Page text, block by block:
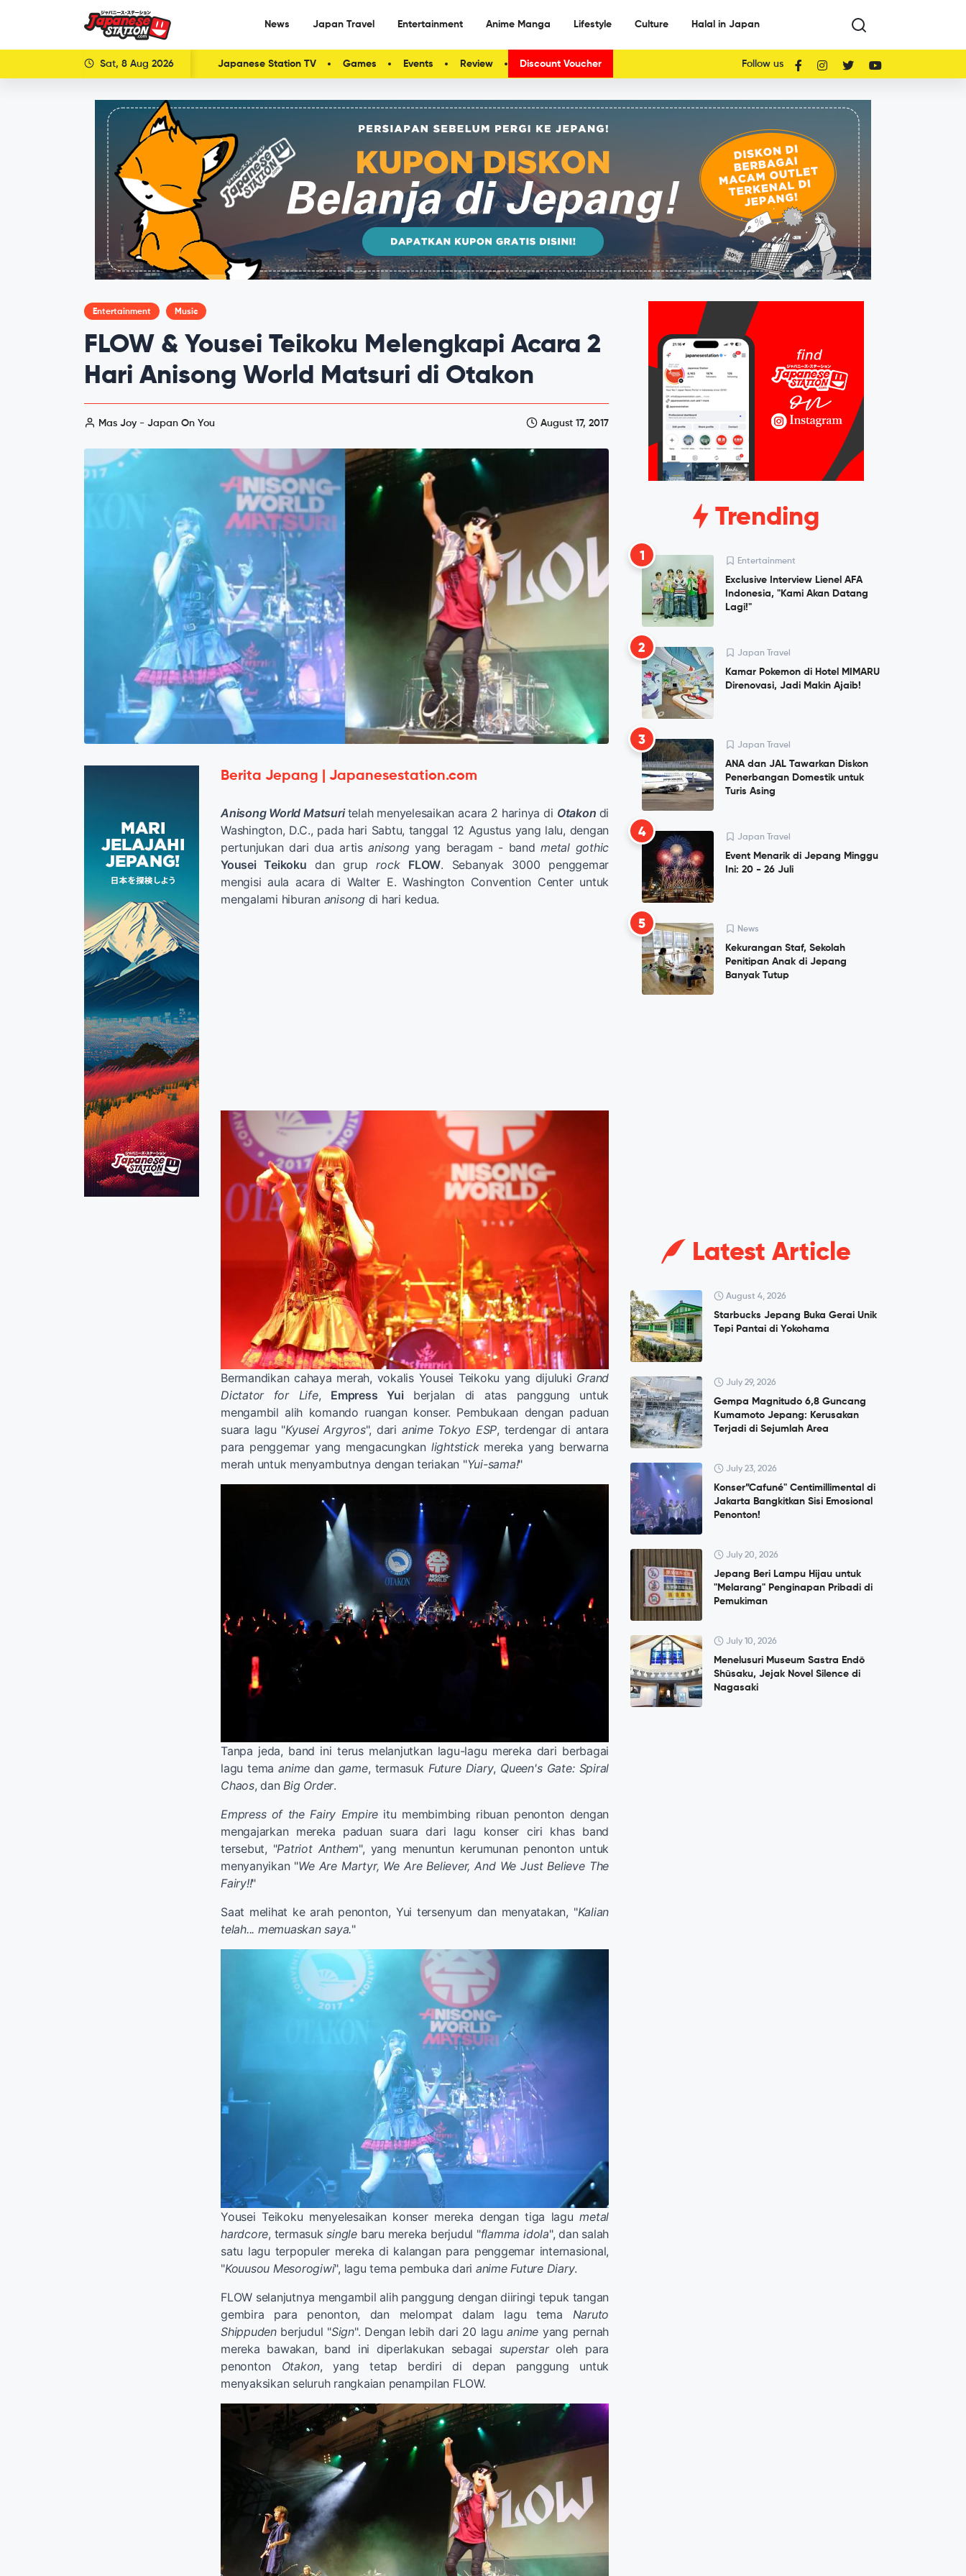
News Japan Travel Entertainment Anime Manga Lifestyle Culture Halal in Japan
Sat, 8 Aug 2026 Japanese Station TV Games Events Review Discount Voucher Follow us
Entertainment Music
FLOW & Yousei Teikoku Melengkapi Acara 2
Hari Anisong World Matsuri di Otakon
Mas Joy - Japan On You August 17, 2017
Berita Jepang | Japanesestation.com
Anisong World Matsuri telah menyelesaikan acara 2 harinya di Otakon di
Washington, D.C., pada hari Sabtu, tanggal 12 Agustus yang lalu, dengan
pertunjukan dari dua artisanisongyang beragam - bandmetal gothic
Yousei Teikoku dan gruprock FLOW. Sebanyak 3000 penggemar
mengisi aula acara di Walter E. Washington Convention Center untuk
mengalami hiburan anisongdi hari kedua.
Bermandikan cahaya merah, vokalis Yousei Teikoku yang dijuluki Grand
Dictator for Life, Empress Yui berjalan di atas panggung untuk
mengambil alih komando ruangan konser. Pembukaan dengan paduan
suara lagu "Kyusei Argyros", dari anime Tokyo ESP, terdengar di antara
para penggemar yang mengacungkan lightstickmereka yang berwarna
merah untuk menyambutnya dengan teriakan "Yui-sama!"
Tanpa jeda, band ini terus melanjutkan lagu-lagu mereka dari berbagai
lagu temaanime dan game, termasuk Future Diary, Queen's Gate: Spiral
Chaos, danBig Order.
Empress of the Fairy Empire itu membimbing ribuan penonton dengan
mengajarkan mereka paduan suara dari lagu konser ciri khas band
tersebut, "Patriot Anthem", yang menuntun kerumunan penonton untuk
menyanyikan "We Are Martyr, We Are Believer, And We Just Believe The
Fairy!!"
Saat melihat ke arah penonton, Yui tersenyum dan menyatakan, "Kalian
telah... memuaskan saya."
Yousei Teikoku menyelesaikan konser mereka dengan tiga lagumetal
hardcore, termasuksinglebaru mereka berjudul "flamma idola", dan salah
satu lagu terpopuler mereka di kalangan para penggemar internasional,
"Kouusou Mesorogiwi", lagu tema pembuka dari anime Future Diary.
FLOW selanjutnya mengambil alih panggung dengan diiringi tepuk tangan
gembira para penonton, dan melompat dalam lagu tema Naruto
Shippudenberjudul "Sign". Dengan lebih dari 20 laguanime yang pernah
mereka bawakan, band ini diperlakukan sebagai superstaroleh para
penonton Otakon, yang tetap berdiri di depan panggung untuk
menyaksikan seluruh rangkaian penampilan FLOW.
Trending
1 Entertainment
Exclusive Interview Lienel AFA
Indonesia, "Kami Akan Datang
Lagi!"
2 Japan Travel
Kamar Pokemon di Hotel MIMARU
Direnovasi, Jadi Makin Ajaib!
3 Japan Travel
ANA dan JAL Tawarkan Diskon
Penerbangan Domestik untuk
Turis Asing
4 Japan Travel
Event Menarik di Jepang Minggu
Ini: 20 - 26 Juli
5 News
Kekurangan Staf, Sekolah
Penitipan Anak di Jepang
Banyak Tutup
Latest Article
August 4, 2026
Starbucks Jepang Buka Gerai Unik
Tepi Pantai di Yokohama
July 29, 2026
Gempa Magnitudo 6,8 Guncang
Kumamoto Jepang: Kerusakan
Terjadi di Sejumlah Area
July 23, 2026
Konser”Cafuné" Centimillimental di
Jakarta Bangkitkan Sisi Emosional
Penonton!
July 20, 2026
Jepang Beri Lampu Hijau untuk
"Melarang" Penginapan Pribadi di
Pemukiman
July 10, 2026
Menelusuri Museum Sastra Endō
Shūsaku, Jejak Novel Silence di
Nagasaki